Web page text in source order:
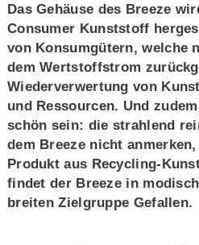
Das Gehäuse des Breeze
Consumer Kunststoff
von Konsumgütern, welche
dem Wertstoffstrom
Wiederverwertung von
und Ressourcen. Und
schön sein: die strahlend
dem Breeze nicht
Produkt aus Recycling-
findet der Breeze in
breiten Zielgruppe Gefallen.